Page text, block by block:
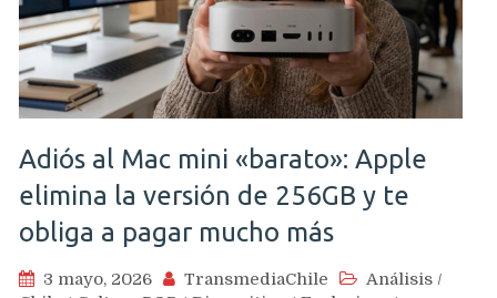
Adiós al Mac mini «barato»: Apple
elimina la versión de 256GB y te
obliga a pagar mucho más
3 mayo, 2026 TransmediaChile Análisis /